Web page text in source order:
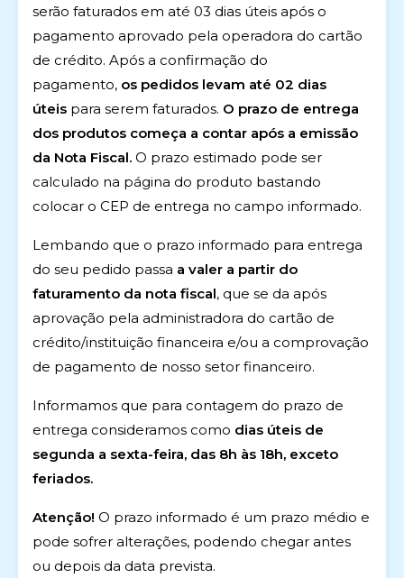
serão faturados em até 03 dias úteis após o
pagamento aprovado pela operadora do cartão
de crédito. Após a confirmação do
pagamento, os pedidos levam até 02 dias
úteis para serem faturados. O prazo de entrega
dos produtos começa a contar após a emissão
da Nota Fiscal. O prazo estimado pode ser
calculado na página do produto bastando
colocar o CEP de entrega no campo informado.
Lembando que o prazo informado para entrega
do seu pedido passa a valer a partir do
faturamento da nota fiscal, que se da após
aprovação pela administradora do cartão de
crédito/instituição financeira e/ou a comprovação
de pagamento de nosso setor financeiro.
Informamos que para contagem do prazo de
entrega consideramos como dias úteis de
segunda a sexta-feira, das 8h às 18h, exceto
feriados.
Atenção! O prazo informado é um prazo médio e
pode sofrer alterações, podendo chegar antes
ou depois da data prevista.